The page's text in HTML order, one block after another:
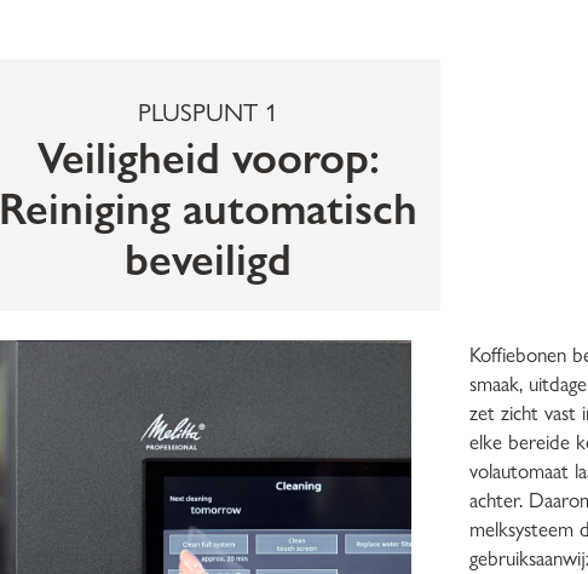
PLUSPUNT 1
Veiligheid voorop:
Reiniging automatisch
beveiligd
Koffiebonen
smaak,
zet zicht vast
elke bereide
volautomaat
achter.
melksysteem